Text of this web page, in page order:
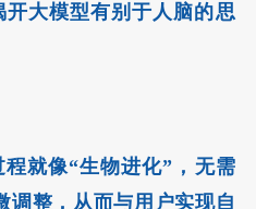
大模型有别于人脑的思
就像“生物进化”，无需
调整，从而与用户实现自